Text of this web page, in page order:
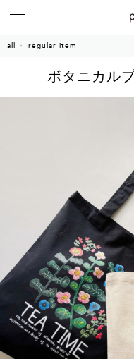
all regular item
ボタニカル